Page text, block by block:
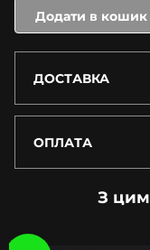
Додати в кошик
ДОСТАВКА
ОПЛАТА
З